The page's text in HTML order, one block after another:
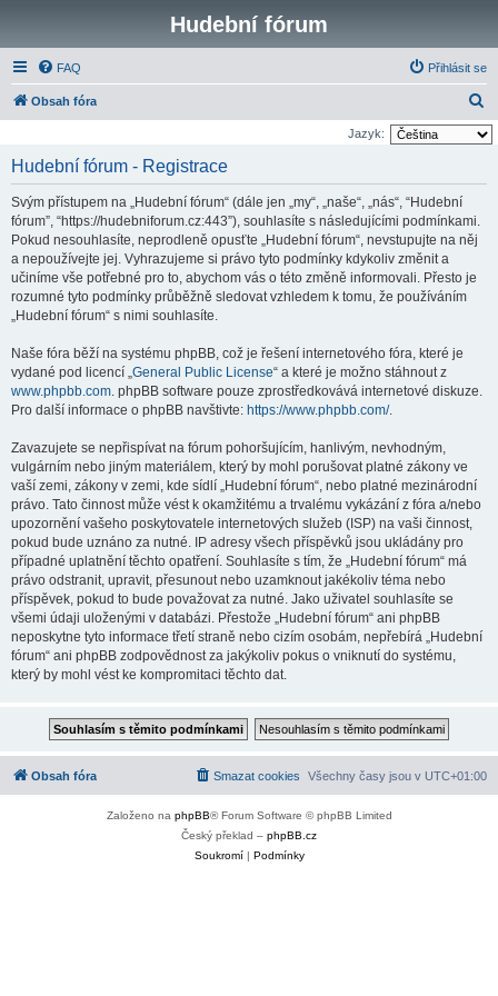
Hudební fórum
FAQ Přihlásit se
Obsah fóra
l
Jazyk:
Hudební fórum - Registrace
Svým přístupem na „Hudební fórum“ (dále jen „my“, „naše“, „nás“, “Hudební
fórum”, “https://hudebniforum.cz:443”), souhlasíte s následujícími podmínkami.
Pokud nesouhlasíte, neprodleně opusťte „Hudební fórum“, nevstupujte na něj
a nepoužívejte jej. Vyhrazujeme si právo tyto podmínky kdykoliv změnit a
učiníme vše potřebné pro to, abychom vás o této změně informovali. Přesto je
rozumné tyto podmínky průběžně sledovat vzhledem k tomu, že používáním
„Hudební fórum“ s nimi souhlasíte.
Naše fóra běží na systému phpBB, což je řešení internetového fóra, které je
vydané pod licencí „General Public License“ a které je možno stáhnout z
www.phpbb.com. phpBB software pouze zprostředkovává internetové diskuze.
Pro další informace o phpBB navštivte: https://www.phpbb.com/.
Zavazujete se nepřispívat na fórum pohoršujícím, hanlivým, nevhodným,
vulgárním nebo jiným materiálem, který by mohl porušovat platné zákony ve
vaší zemi, zákony v zemi, kde sídlí „Hudební fórum“, nebo platné mezinárodní
právo. Tato činnost může vést k okamžitému a trvalému vykázání z fóra a/nebo
upozornění vašeho poskytovatele internetových služeb (ISP) na vaši činnost,
pokud bude uznáno za nutné. IP adresy všech příspěvků jsou ukládány pro
případné uplatnění těchto opatření. Souhlasíte s tím, že „Hudební fórum“ má
právo odstranit, upravit, přesunout nebo uzamknout jakékoliv téma nebo
příspěvek, pokud to bude považovat za nutné. Jako uživatel souhlasíte se
všemi údaji uloženými v databázi. Přestože „Hudební fórum“ ani phpBB
neposkytne tyto informace třetí straně nebo cizím osobám, nepřebírá „Hudební
fórum“ ani phpBB zodpovědnost za jakýkoliv pokus o vniknutí do systému,
který by mohl vést ke kompromitaci těchto dat.
Obsah fóra Všechny časy jsou v UTC+01:00
Smazat cookies
Založeno na phpBB® Forum Software © phpBB Limited
Český překlad – phpBB.cz
Soukromí| Podmínky